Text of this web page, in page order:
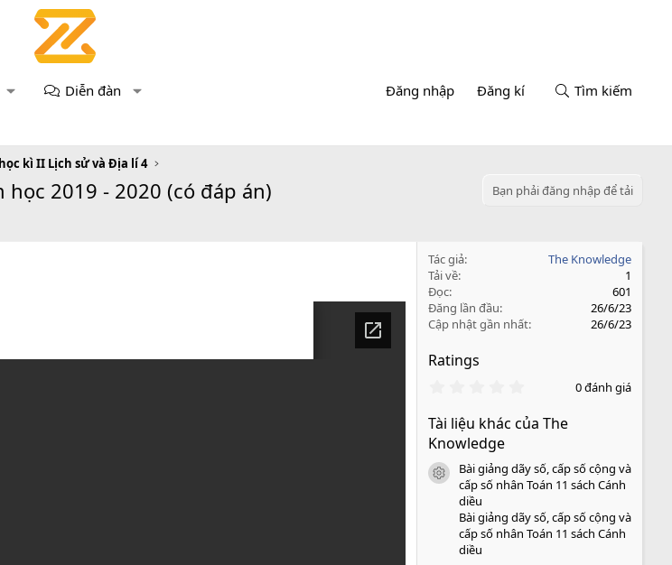
Diễn đàn Đăng nhập Đăng kí Tìm kiếm
kì II Lịch sử và Địa lí 4
2019 - 2020 (có đáp án)
Bạn phải đăng nhập để tải
Tác giả
The Knowledge
Tải về
1
Đọc
601
Đăng lần đầu
26/6/23
Cập nhật gần nhất
26/6/23
Ratings
0
0
o
0 đánh giá
Tài liệu khác của The
Knowledge
icon tài liệu
Bài giảng dãy số, cấp số cộng và
cấp số nhân Toán 11 sách Cánh
diều
Bài giảng dãy số, cấp số cộng và
cấp số nhân Toán 11 sách Cánh
diều